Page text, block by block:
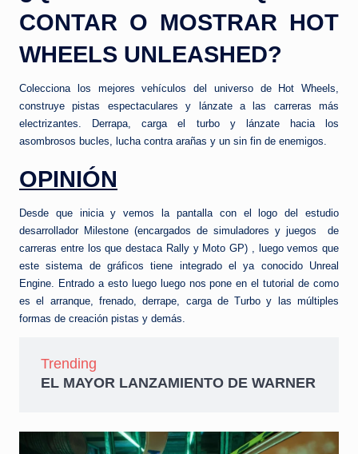
CONTAR O MOSTRAR HOT
WHEELS UNLEASHED?
Colecciona los mejores vehículos del universo de Hot Wheels,
construye pistas espectaculares y lánzate a las carreras más
electrizantes. Derrapa, carga el turbo y lánzate hacia los
asombrosos bucles, lucha contra arañas y un sin fin de enemigos.
OPINIÓN
Desde que inicia y vemos la pantalla con el logo del estudio
desarrollador Milestone (encargados de simuladores y juegos de
carreras entre los que destaca Rally y Moto GP) , luego vemos que
este sistema de gráficos tiene integrado el ya conocido Unreal
Engine. Entrado a esto luego luego nos pone en el tutorial de como
es el arranque, frenado, derrape, carga de Turbo y las múltiples
formas de creación pistas y demás.
Trending
EL MAYOR LANZAMIENTO DE WARNER